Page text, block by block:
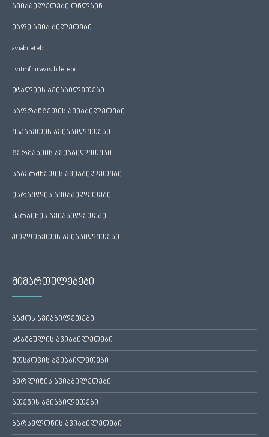
ავიაბილეთები ონლაინ
იაფი ავია ბილეთები
aviabiletebi
tvitmfrinavis biletebi
იტალიის ავიაბილეთები
საფრანგეთის ავიაბილეთები
ესპანეთის ავიაბილეთები
გერმანიის ავიაბილეთები
საბერძნეთის ავიაბილეთები
ისრაელის ავიაბილეთები
უკრაინის ავიაბილეთები
პოლონეთის ავიაბილეთები
მიმართულებები
ბაქოს ავიაბილეთები
სტამბულის ავიაბილეთები
მოსკოვის ავიაბილეთები
ბერლინის ავიაბილეთები
ათენის ავიაბილეთები
ბარსელონის ავიაბილეთები